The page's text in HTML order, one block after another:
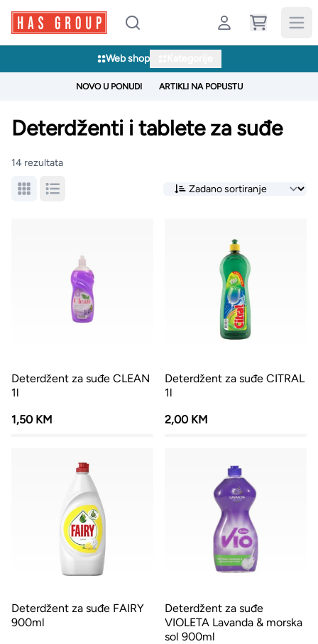
Web shop
NOVO U PONUDI ARTIKLI NA POPUSTU
Deterdženti i tablete za suđe
14 rezultata
Deterdžent za suđe CLEAN
1l
1,50 KM
Deterdžent za suđe CITRAL
1l
2,00 KM
Deterdžent za suđe FAIRY
900ml
Deterdžent za suđe
VIOLETA Lavanda & morska
sol 900ml